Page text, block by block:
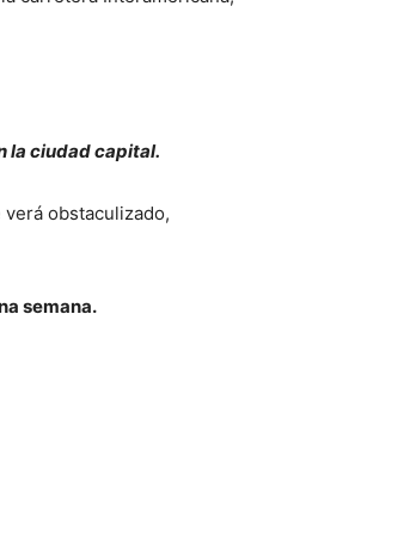
la ciudad capital.
obstaculizado,
semana.